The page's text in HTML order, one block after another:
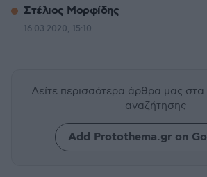
Στέλιος Μορφίδης
16.03.2020, 15:10
Δείτε περισσότερα άρθρα μας στα
αναζήτησης
Add Protothema.gr on